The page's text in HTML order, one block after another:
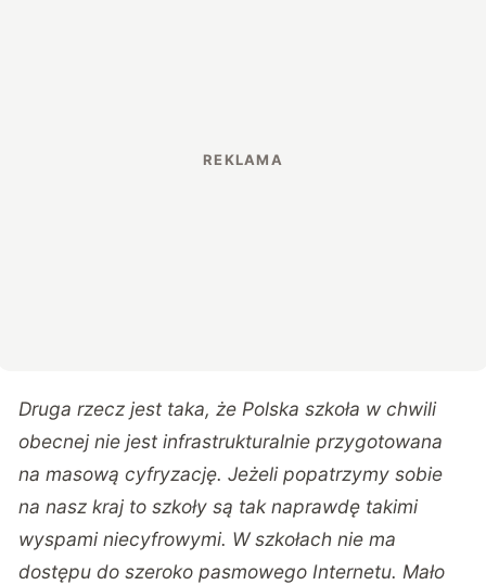
Druga rzecz jest taka, że Polska szkoła w chwili
obecnej nie jest infrastrukturalnie przygotowana
na masową cyfryzację. Jeżeli popatrzymy sobie
na nasz kraj to szkoły są tak naprawdę takimi
wyspami niecyfrowymi. W szkołach nie ma
dostępu do szeroko pasmowego Internetu. Mało